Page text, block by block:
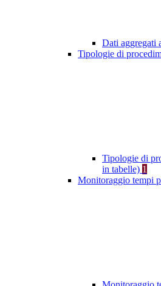
Dati aggregati
Tipologie di
Tipologie di
in tabelle) 1
Monitoraggio tempi